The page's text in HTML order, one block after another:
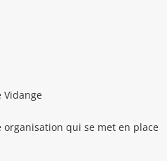
Vidange
organisation qui se met en place